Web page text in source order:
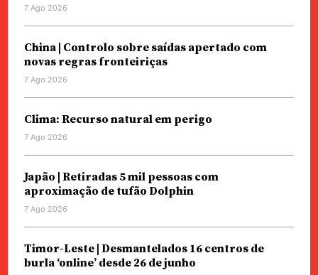
7 Ago 2026
China | Controlo sobre saídas apertado com
novas regras fronteiriças
7 Ago 2026
Clima: Recurso natural em perigo
7 Ago 2026
Japão | Retiradas 5 mil pessoas com
aproximação de tufão Dolphin
7 Ago 2026
Timor-Leste | Desmantelados 16 centros de
burla ‘online’ desde 26 de junho